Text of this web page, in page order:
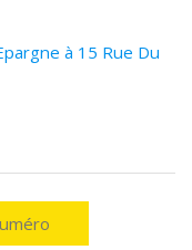
à 15 Rue Du